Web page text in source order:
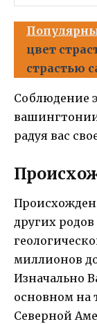
цвет
страстью
Соблюдение
радуя вас
других
миллионов
Изначально
основном на
Северной